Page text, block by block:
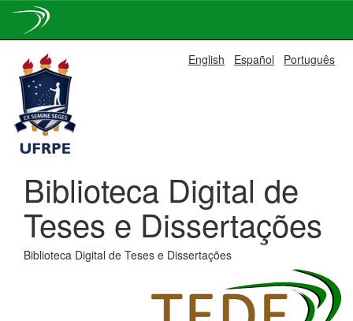
navigation
English Español Português
Biblioteca Digital de
Teses e Dissertações
Biblioteca Digital de Teses e Dissertações